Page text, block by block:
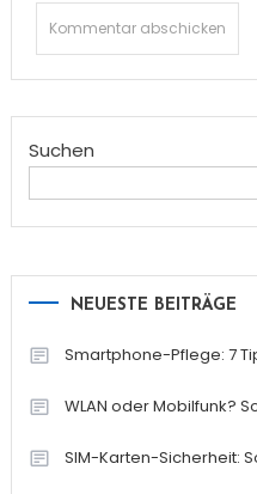
Suchen
NEUESTE BEITRÄGE
Smartphone-Pflege: 7
WLAN oder Mobilfunk?
SIM-Karten-Sicherheit: